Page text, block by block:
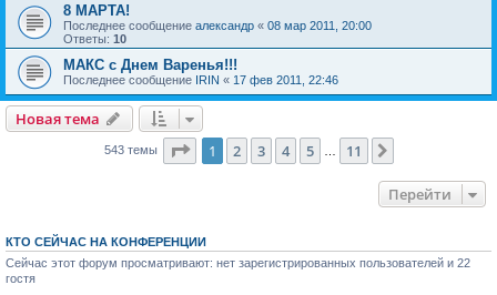
8 МАРТА!
Последнее сообщение александр « 08 мар 2011, 20:00
Ответы: 10
МАКС с Днем Варенья!!!
Последнее сообщение IRIN « 17 фев 2011, 22:46
Новая тема
543 темы Страница из 11
1 2 3 4 5 … 11
Перейти
КТО СЕЙЧАС НА КОНФЕРЕНЦИИ
Сейчас этот форум просматривают: нет зарегистрированных пользователей и 22
гостя